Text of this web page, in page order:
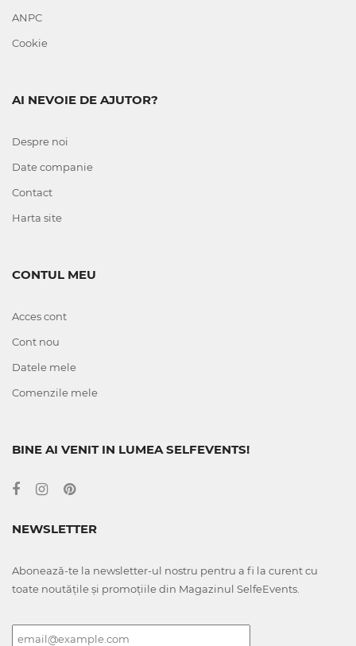
ANPC
Cookie
AI NEVOIE DE AJUTOR?
Despre noi
Date companie
Contact
Harta site
CONTUL MEU
Acces cont
Cont nou
Datele mele
Comenzile mele
BINE AI VENIT IN LUMEA SELFEVENTS!
NEWSLETTER
Abonează-te la newsletter-ul nostru pentru a fi la curent cu
toate noutățile și promoțiile din Magazinul SelfeEvents.